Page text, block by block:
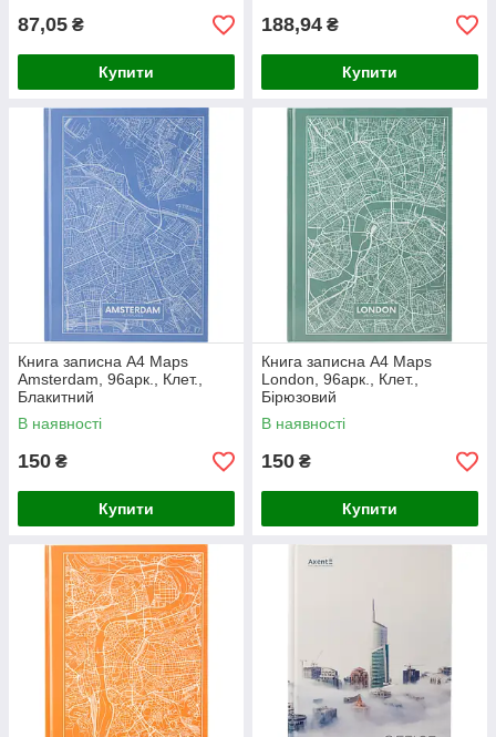
87,05 ₴
Купити
188,94 ₴
Купити
Книга записна А4 Maps
Amsterdam, 96арк., Клет.,
Блакитний
В наявності
150 ₴
Купити
Книга записна А4 Maps
London, 96арк., Клет.,
Бірюзовий
В наявності
150 ₴
Купити